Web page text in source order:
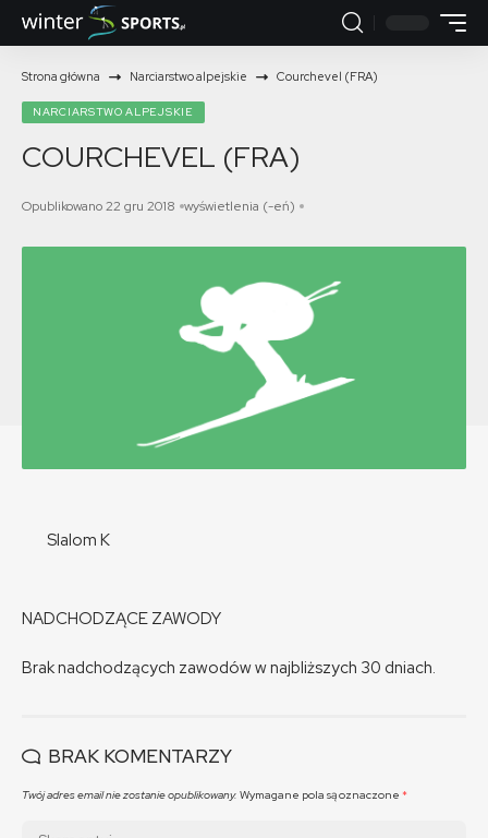
Strona główna Narciarstwo alpejskie Courchevel (FRA)
NARCIARSTWO ALPEJSKIE
COURCHEVEL (FRA)
Opublikowano 22 gru 2018 wyświetlenia (-eń)
Slalom K
NADCHODZĄCE ZAWODY
Brak nadchodzących zawodów w najbliższych 30 dniach.
BRAK KOMENTARZY
Twój adres email nie zostanie opublikowany. Wymagane pola są oznaczone *